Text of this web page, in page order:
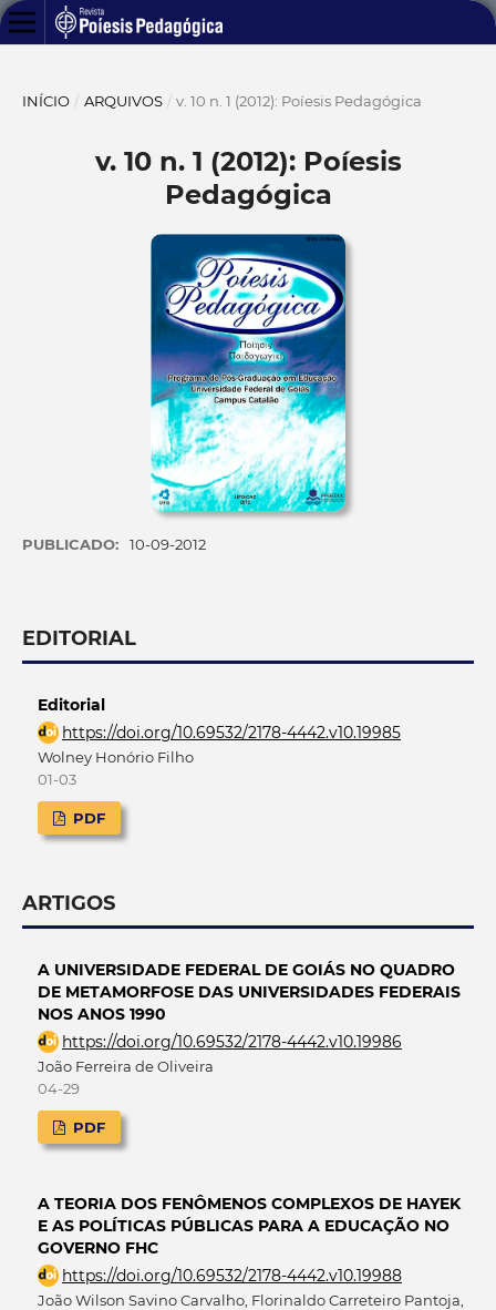
INÍCIO / ARQUIVOS / v. 10 n. 1 (2012): Poíesis Pedagógica
v. 10 n. 1 (2012): Poíesis
Pedagógica
PUBLICADO: 10-09-2012
EDITORIAL
Editorial
https://doi.org/10.69532/2178-4442.v10.19985
Wolney Honório Filho
01-03
PDF
ARTIGOS
A UNIVERSIDADE FEDERAL DE GOIÁS NO QUADRO
DE METAMORFOSE DAS UNIVERSIDADES FEDERAIS
NOS ANOS 1990
https://doi.org/10.69532/2178-4442.v10.19986
João Ferreira de Oliveira
04-29
PDF
A TEORIA DOS FENÔMENOS COMPLEXOS DE HAYEK
E AS POLÍTICAS PÚBLICAS PARA A EDUCAÇÃO NO
GOVERNO FHC
https://doi.org/10.69532/2178-4442.v10.19988
João Wilson Savino Carvalho, Florinaldo Carreteiro Pantoja,